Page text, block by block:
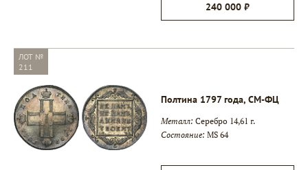
240 000 ₽
ЛОТ №
211
Полтина 1797 года, СМ-ФЦ
Металл: Серебро 14,61 г.
Состояние: MS 64